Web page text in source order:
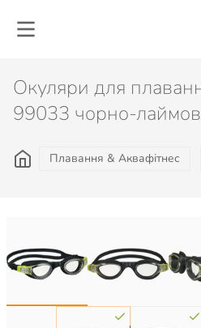
Окуляри для
99033 чорно-
Плавання & Аквафітнес